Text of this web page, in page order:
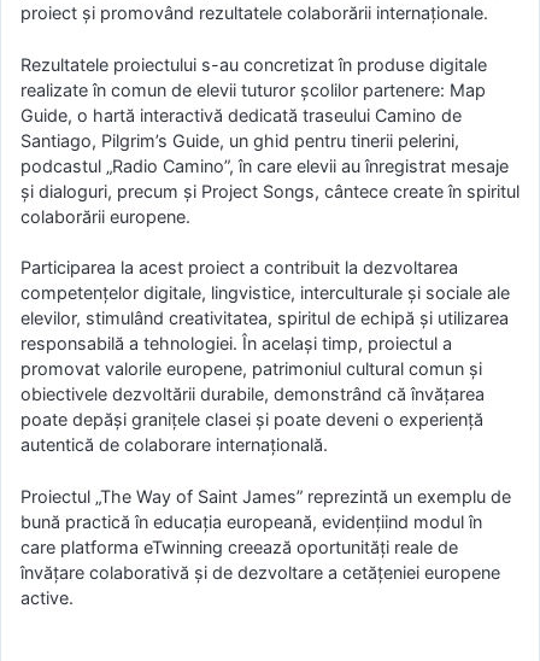
proiect și promovând rezultatele colaborării internaționale.
Rezultatele proiectului s-au concretizat în produse digitale
realizate în comun de elevii tuturor școlilor partenere: Map
Guide, o hartă interactivă dedicată traseului Camino de
Santiago, Pilgrim’s Guide, un ghid pentru tinerii pelerini,
podcastul „Radio Camino”, în care elevii au înregistrat mesaje
și dialoguri, precum și Project Songs, cântece create în spiritul
colaborării europene.
Participarea la acest proiect a contribuit la dezvoltarea
competențelor digitale, lingvistice, interculturale și sociale ale
elevilor, stimulând creativitatea, spiritul de echipă și utilizarea
responsabilă a tehnologiei. În același timp, proiectul a
promovat valorile europene, patrimoniul cultural comun și
obiectivele dezvoltării durabile, demonstrând că învățarea
poate depăși granițele clasei și poate deveni o experiență
autentică de colaborare internațională.
Proiectul „The Way of Saint James” reprezintă un exemplu de
bună practică în educația europeană, evidențiind modul în
care platforma eTwinning creează oportunități reale de
învățare colaborativă și de dezvoltare a cetățeniei europene
active.